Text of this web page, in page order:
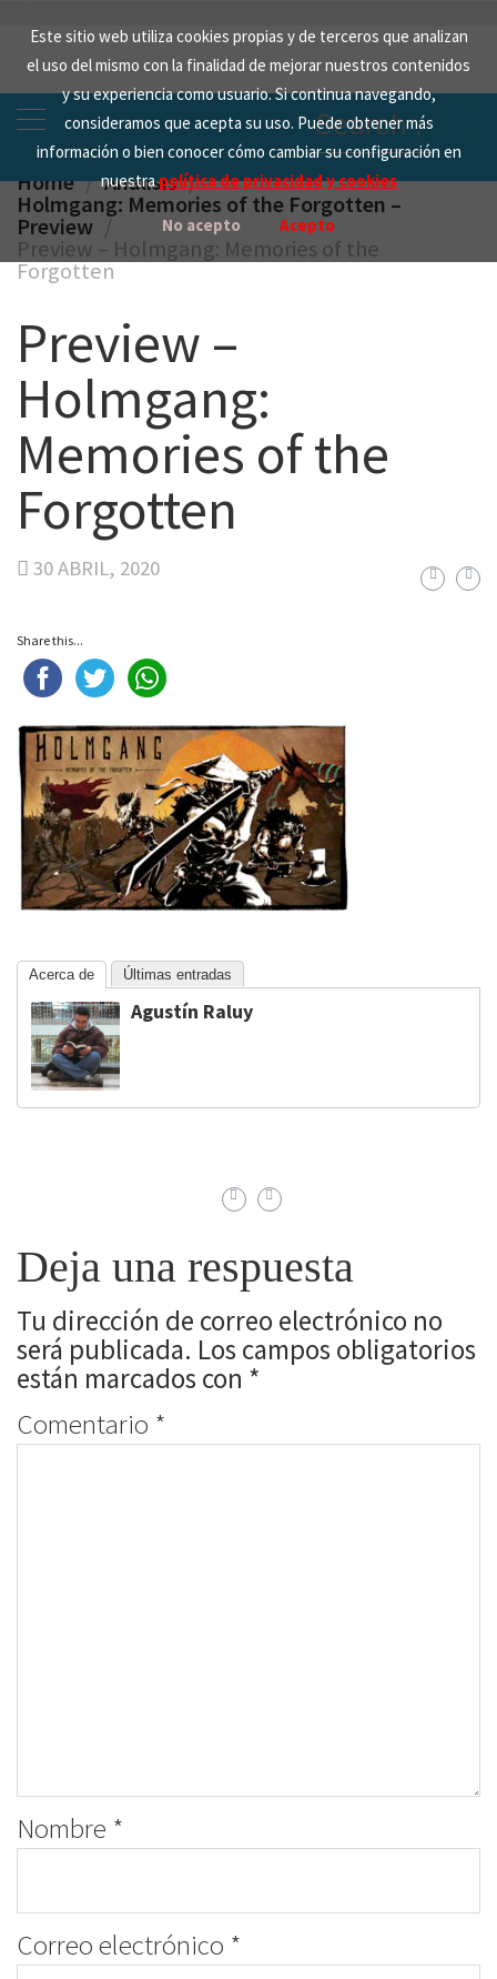
Este sitio web utiliza cookies propias y de terceros que analizan
el uso del mismo con la finalidad de mejorar nuestros contenidos
y su experiencia como usuario. Si continua navegando,
consideramos que acepta su uso. Puede obtener más
información o bien conocer cómo cambiar su configuración en
nuestrapolítica de privacidad y cookies
No acepto Acepto
content
Search
for:
Home Analisis
Holmgang: Memories of the Forgotten –
Preview
Preview – Holmgang: Memories of the
Forgotten
Preview –
Holmgang:
Memories of the
Forgotten
30 ABRIL, 2020
Share this...
Acerca de Últimas entradas
Agustín Raluy
Deja una respuesta
Tu dirección de correo electrónico no
será publicada. Los campos obligatorios
están marcados con *
Comentario *
Nombre *
Correo electrónico *